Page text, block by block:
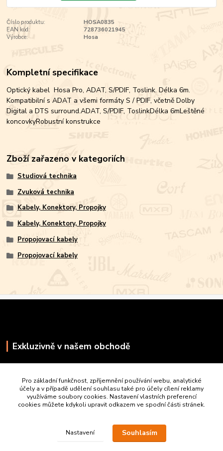
Číslo produktu:
HOSA0835
EAN kód:
728736021945
Výrobce:
Hosa
Kompletní specifikace
Optický kabel Hosa Pro, ADAT, S/PDIF, Toslink. Délka 6m.
Kompatibilní s ADAT a všemi formáty S / PDIF, včetně Dolby
Digital a DTS surround.ADAT, S/PDIF, ToslinkDélka 6mLeštěné
koncovkyRobustní konstrukce
Zboží zařazeno v kategoriích
Studiová technika
Zvuková technika
Kabely, Konektory, Propojky
Kabely, Konektory, Propojky
Propojovací kabely
Propojovací kabely
Exkluzivně v našem obchodě
Pro základní funkčnost, zpříjemnění používání webu, analytické
účely a v případě udělení souhlasu také pro účely cílení reklamy
využíváme soubory cookies. Nastavení vlastních preferencí
cookies můžete kdykoli upravit odkazem ve spodní části stránek.
Nastavení Souhlasím